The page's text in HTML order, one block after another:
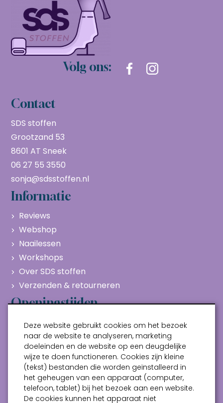
Volg ons:
Contact
SDS stoffen
Grootzand 53
8601 AT Sneek
06 27 55 3550
sonja@sdsstoffen.nl
Informatie
Reviews
Webshop
Naailessen
Workshops
Over SDS stoffen
Verzenden & retourneren
Openingstijden
Maandag
Gesloten
Dinsdag
10:00 - 17:00
Woensdag
10:00 - 17:00
Donderdag
10:00 - 17:00
Vrijdag
10:00 - 17:00
Zaterdag
10:00 - 17:00
Deze website gebruikt cookies om het bezoek
naar de website te analyseren, marketing
doeleinden en de website op een deugdelijke
wijze te doen functioneren. Cookies zijn kleine
(tekst) bestanden die worden geïnstalleerd in
het geheugen van een apparaat (computer,
telefoon, tablet) bij het bezoek aan een website.
De cookies kunnen het apparaat niet